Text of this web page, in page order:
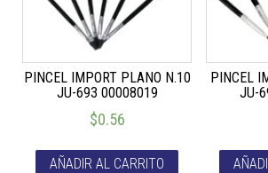
PINCEL IMPORT PLANO N.10
JU-693 00008019
$0.56
AÑADIR AL CARRITO
PINCEL
JU-